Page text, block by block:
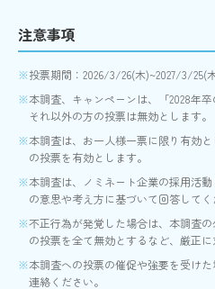
注意事項
投票期間：2026/3/26(木)~2027/3/25(
本調査、キャンペーンは、「2028年
それ以外の方の投票は無効とします。
本調査は、お一人様一票に限り有効
の投票を有効とします。
本調査は、ノミネート企業の採用活
の意思や考え方に基づいて回答してく
不正行為が発覚した場合は、本調査
の投票を全て無効とするなど、厳正に
本調査への投票の催促や強要を受け
連絡ください。